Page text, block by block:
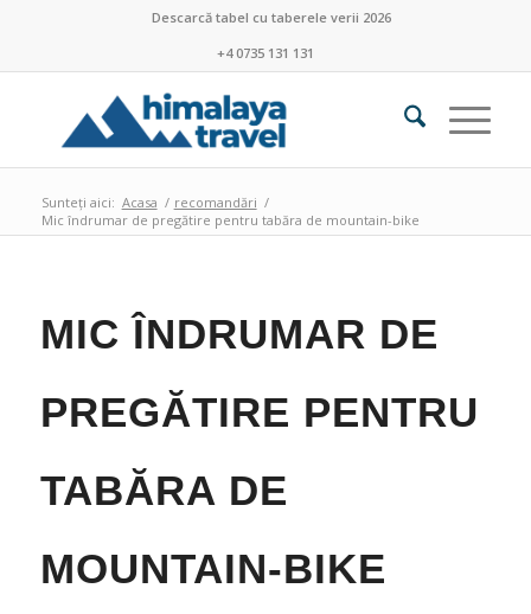
Descarcă tabel cu taberele verii 2026
+4 0735 131 131
Sunteți aici: Acasa / recomandări /
Mic îndrumar de pregătire pentru tabăra de mountain-bike
MIC ÎNDRUMAR DE
PREGĂTIRE PENTRU
TABĂRA DE
MOUNTAIN-BIKE